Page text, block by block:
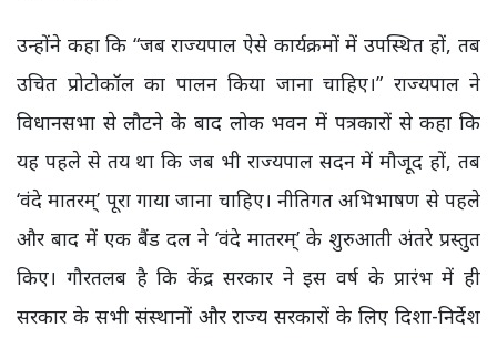
उन्होंने कहा कि “जब राज्यपाल ऐसे कार्यक्रमों में उपस्थित हों, तब
उचित प्रोटोकॉल का पालन किया जाना चाहिए।” राज्यपाल ने
विधानसभा से लौटने के बाद लोक भवन में पत्रकारों से कहा कि
यह पहले से तय था कि जब भी राज्यपाल सदन में मौजूद हों, तब
‘वंदे मातरम्’ पूरा गाया जाना चाहिए। नीतिगत अभिभाषण से पहले
और बाद में एक बैंड दल ने ‘वंदे मातरम्’ के शुरुआती अंतरे प्रस्तुत
किए। गौरतलब है कि केंद्र सरकार ने इस वर्ष के प्रारंभ में ही
सरकार के सभी संस्थानों और राज्य सरकारों के लिए दिशा-निर्देश